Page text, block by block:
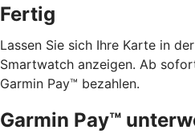
Fertig
Lassen Sie sich Ihre Karte in
Smartwatch anzeigen. Ab
Garmin Pay™ bezahlen.
Garmin Pay™